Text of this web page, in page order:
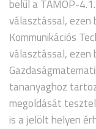
belül a TÁMOP-
választással, ezen
Kommunikációs
választással, ezen
tananyaghoz
megoldását
is a jelölt helyen